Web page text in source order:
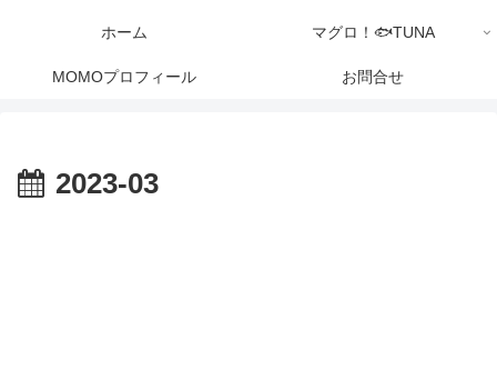
ホーム マグロ！🐟TUNA
MOMOプロフィール お問合せ
2023-03